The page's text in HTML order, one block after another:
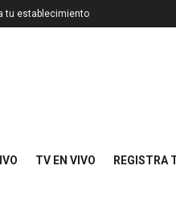
tu establecimiento
TV EN VIVO REGISTRA